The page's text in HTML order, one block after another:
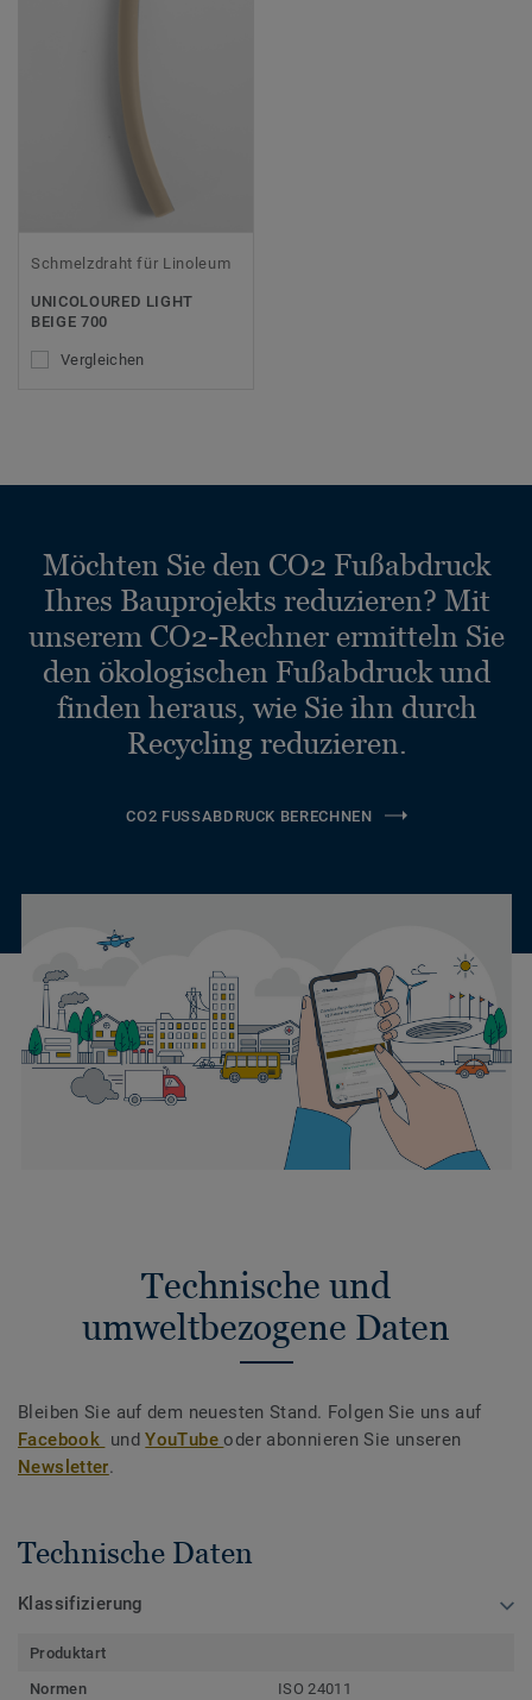
Schmelzdraht für Linoleum
UNICOLOURED LIGHT
BEIGE 700
Vergleichen
Möchten Sie den CO2 Fußabdruck
Ihres Bauprojekts reduzieren? Mit
unserem CO2-Rechner ermitteln Sie
den ökologischen Fußabdruck und
finden heraus, wie Sie ihn durch
Recycling reduzieren.
CO2 FUSSABDRUCK BERECHNEN
Technische und
umweltbezogene Daten
Bleiben Sie auf dem neuesten Stand. Folgen Sie uns auf
Facebook undYouTubeoder abonnieren Sie unseren
Newsletter.
Technische Daten
Klassifizierung
Produktart
Normen
ISO 24011